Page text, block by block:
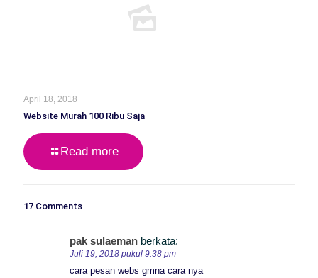
April 18, 2018
Website Murah 100 Ribu Saja
Read more
17 Comments
pak sulaeman berkata:
Juli 19, 2018 pukul 9:38 pm
cara pesan webs gmna cara nya